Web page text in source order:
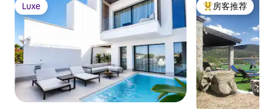
Luxe
Luxe 热门「房客推荐」
房客推荐